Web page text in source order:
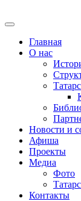
Главная
О нас
Новости и
Афиша
Проекты
Медиа
Фото
Контакты